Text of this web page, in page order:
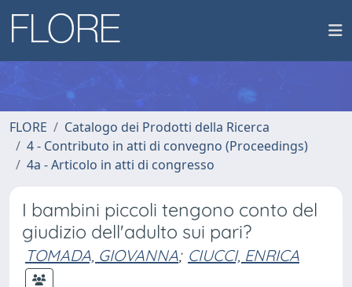
FLORE
Catalogo dei Prodotti della Ricerca
4 - Contributo in atti di convegno (Proceedings)
4a - Articolo in atti di congresso
I bambini piccoli tengono conto del
giudizio dell'adulto sui pari?
TOMADA, GIOVANNA; CIUCCI, ENRICA